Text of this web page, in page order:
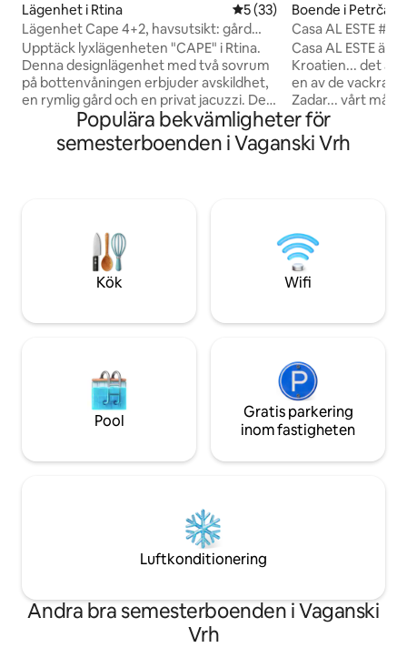
Lägenhet i Rtina 5 av 5 i genomsnittligt
5 (33)
Lägenhet Cape 4+2, havsutsikt: gård
och jacuzzi
Upptäck lyxlägenheten "CAPE" i Rtina.
Denna designlägenhet med två sovrum
på bottenvåningen erbjuder avskildhet,
en rymlig gård och en privat jacuzzi. Det
utmärkta läget, bara några minuters
bilresa från Paški-bron, kombinerar
naturens lugn med närheten till Zadar
närliggande öarna. Men
huvudattraktionen är den magnifika
solnedgången som du kan njuta av
direkt från den varma jacuzzin...
Boende i Petrčane
Casa AL ESTE
#fitness #yoga
Casa AL ESTE är
Kroatien... det är
en av de
Zadar... vårt mål
för DIG att vara
du anländer...
destination du
parkeringsplatser
lyxiga detaljer för
Bara BOKA det!!
Populära bekvämligheter för
semesterboenden i Vaganski Vrh
Kök Wifi
Pool
Gratis parkering
inom fastigheten
Luftkonditionering
Andra bra semesterboenden i Vaganski
Vrh